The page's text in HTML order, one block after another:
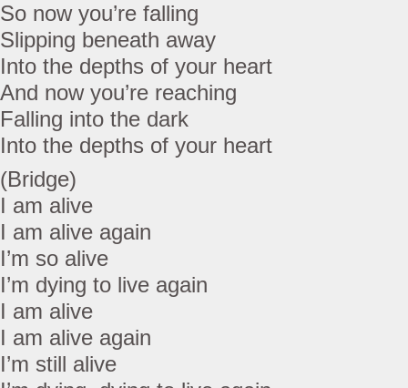
So now you’re falling
Slipping beneath away
Into the depths of your heart
And now you’re reaching
Falling into the dark
Into the depths of your heart
(Bridge)
I am alive
I am alive again
I’m so alive
I’m dying to live again
I am alive
I am alive again
I’m still alive